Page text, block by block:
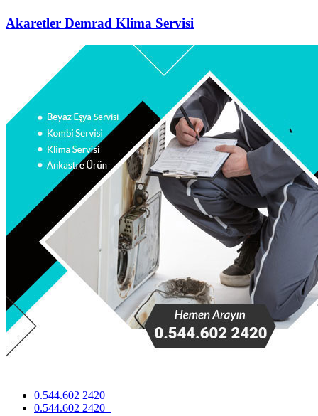
Akaretler Demrad Klima Servisi
0.544.602 2420
0.544.602 2420